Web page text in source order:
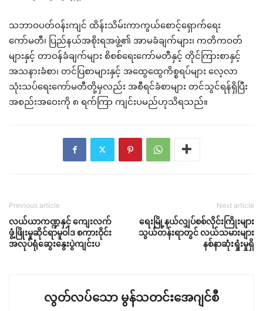
သဘာဝပတ်ဝန်းကျင် ထိန်းသိမ်းကာကွယ်စောင့်ရှောက်ရေး
ကော်မတီ၊ ပြည်နယ်အစိုးရအဖွဲ့၏ အာမခံချက်များ၊ ကတိကဝတ်
များနှင့် တာဝန်ခံချက်များ စိစစ်ရေးကော်မတီနှင့် တိုင်ကြားစာနှင့်
အသနားခံစာ၊ တင်ပြစာများနှင့် အထွေထွေကိစ္စရပ်များ လေ့လာ
သုံးသပ်ရေးကော်မတီတို့မှလည်း အစီရင်ခံစာများ တင်သွင်ရန်ရှိပြီး
အစည်းအဝေးကို ၈ ရက်ကြာ ကျင်းပမည်ဟုသိရသည်။
Previous article
လယ်ယာကဏ္ဍနှင့် ကျေးလက်
ဖွံ့ဖြိုးမှုဆိုင်ရာမူဝါဒ စကားဝိုင်း
အလုပ်ရုံဆွေးနွေးပွဲကျင်းပ
Next article
ရေးမြို့နယ်လျှပ်စစ်လိုင်းကြိုးများ
သွယ်တန်းရာတွင် လယ်သမားများ
နစ်နာဆုံးရှုံးမှုရှိ
လွတ်လပ်သော မွန်သတင်းအေဂျင်စီ